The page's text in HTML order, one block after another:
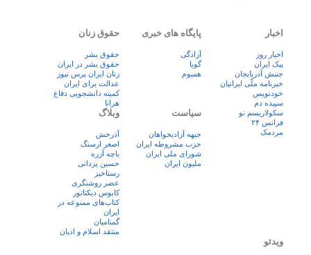
اخبار
اخبار روز
پيک ايران
جنبش آذربایجان
خبرنامه ملّی ایرانیان
خودنویس
سپیده دم
سکولاریسم نو
فرانس ۲۴
مردمک
پایگاه های خبری
آزادگی
گویا
همبوم
حقوق زنان
حقوق بشر
حقوق بشر در ایران
زنان ايران پرس نيوز
عدالت برای ایران
کمیته دانشجویی دفاع
هرانا
سیاست
جبهه آزادیخواهان
حزب مشروطه ایران
شورای ملی ایران
ملیون ایران
وبلاگ
آذرخش
اصغر ارسنگ
باچه آزره
حسین یزدانی
رستاخیز
عضر روشنگری
کابوس دیکتاتور
کتاب‌های ممنوعه در
ایران
گمنامیان
منتقد اسلام و ادیان
ویدئو